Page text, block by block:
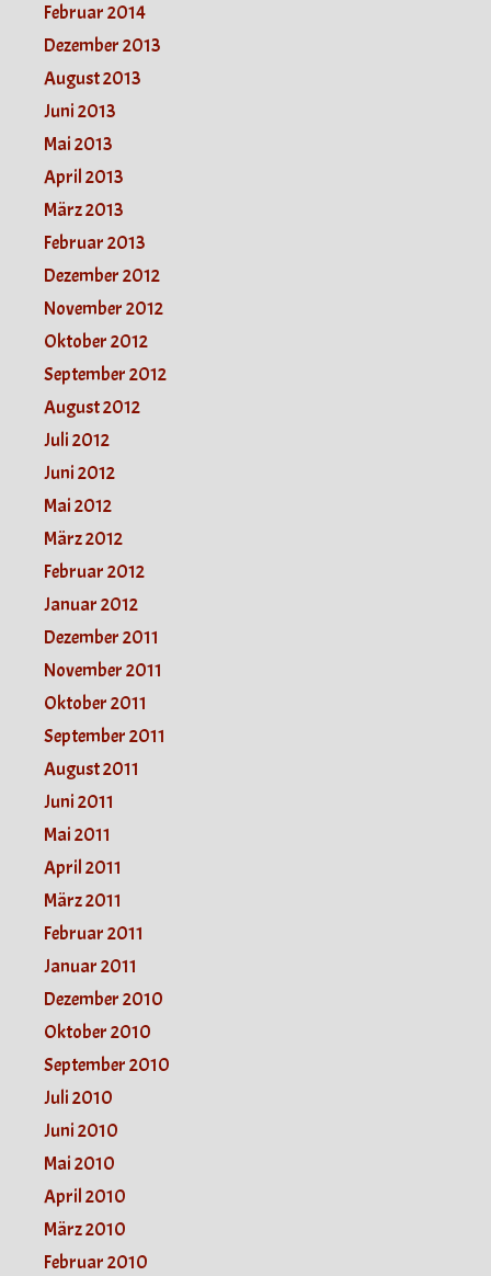
Februar 2014
Dezember 2013
August 2013
Juni 2013
Mai 2013
April 2013
März 2013
Februar 2013
Dezember 2012
November 2012
Oktober 2012
September 2012
August 2012
Juli 2012
Juni 2012
Mai 2012
März 2012
Februar 2012
Januar 2012
Dezember 2011
November 2011
Oktober 2011
September 2011
August 2011
Juni 2011
Mai 2011
April 2011
März 2011
Februar 2011
Januar 2011
Dezember 2010
Oktober 2010
September 2010
Juli 2010
Juni 2010
Mai 2010
April 2010
März 2010
Februar 2010